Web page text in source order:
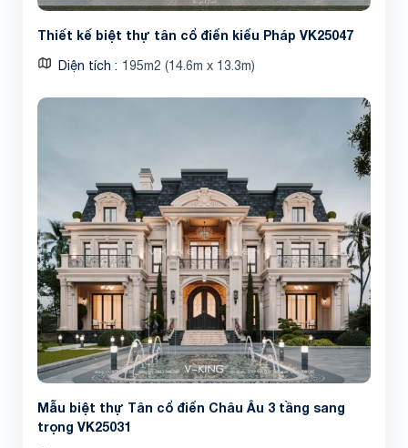
Thiết kế biệt thự tân cổ điển kiểu Pháp VK25047
Diện tích 195m2 (14.6m x 13.3m)
Mẫu biệt thự Tân cổ điển Châu Âu 3 tầng sang
trọng VK25031